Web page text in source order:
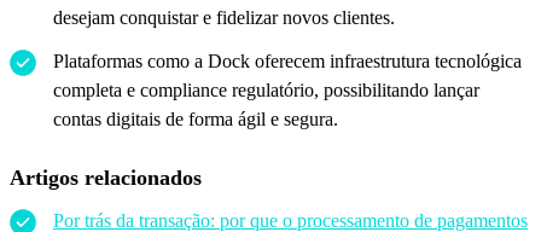
desejam conquistar e fidelizar novos clientes.
Plataformas como a Dock oferecem infraestrutura tecnológica
completa e compliance regulatório, possibilitando lançar
contas digitais de forma ágil e segura.
Artigos relacionados
Por trás da transação: por que o processamento de pagamentos